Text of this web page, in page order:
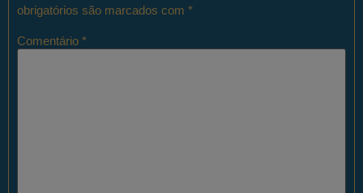
obrigatórios são marcados com *
Comentário *